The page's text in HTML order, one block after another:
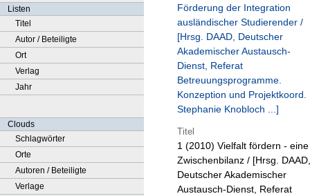
Listen
Titel
Autor / Beteiligte
Ort
Verlag
Jahr
Clouds
Schlagwörter
Orte
Autoren / Beteiligte
Verlage
Förderung der Integration
ausländischer Studierender /
[Hrsg. DAAD, Deutscher
Akademischer Austausch-
Dienst, Referat
Betreuungsprogramme.
Konzeption und Projektkoord.
Stephanie Knobloch ...]
Titel
1 (2010) Vielfalt fördern - eine
Zwischenbilanz / [Hrsg. DAAD,
Deutscher Akademischer
Austausch-Dienst, Referat